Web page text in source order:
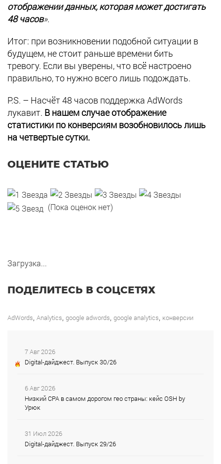
отображении данных, которая может достигать
48 часов».
Итог: при возникновении подобной ситуации в
будущем, не стоит раньше времени бить
тревогу. Если вы уверены, что всё настроено
правильно, то нужно всего лишь подождать.
P.S. – Насчёт 48 часов поддержка AdWords
лукавит. В нашем случае отображение
статистики по конверсиям возобновилось лишь
на четвертые сутки.
ОЦЕНИТЕ СТАТЬЮ
(Пока оценок нет)
Загрузка...
ПОДЕЛИТЕСЬ В СОЦСЕТЯХ
AdWords Analytics google adwords google analytics конверсии
7 Авг 2026
Digital-дайджест. Выпуск 30/26
6 Авг 2026
Низкий CPA в самом дорогом гео страны: кейс OSH by
Урюк
31 Июл 2026
Digital-дайджест. Выпуск 29/26